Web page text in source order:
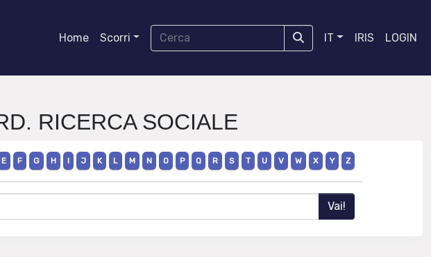
Home Scorri IT IRIS LOGIN
RICERCA SOCIALE
E F G H I J K L M N O P Q R S T U V W X Y Z